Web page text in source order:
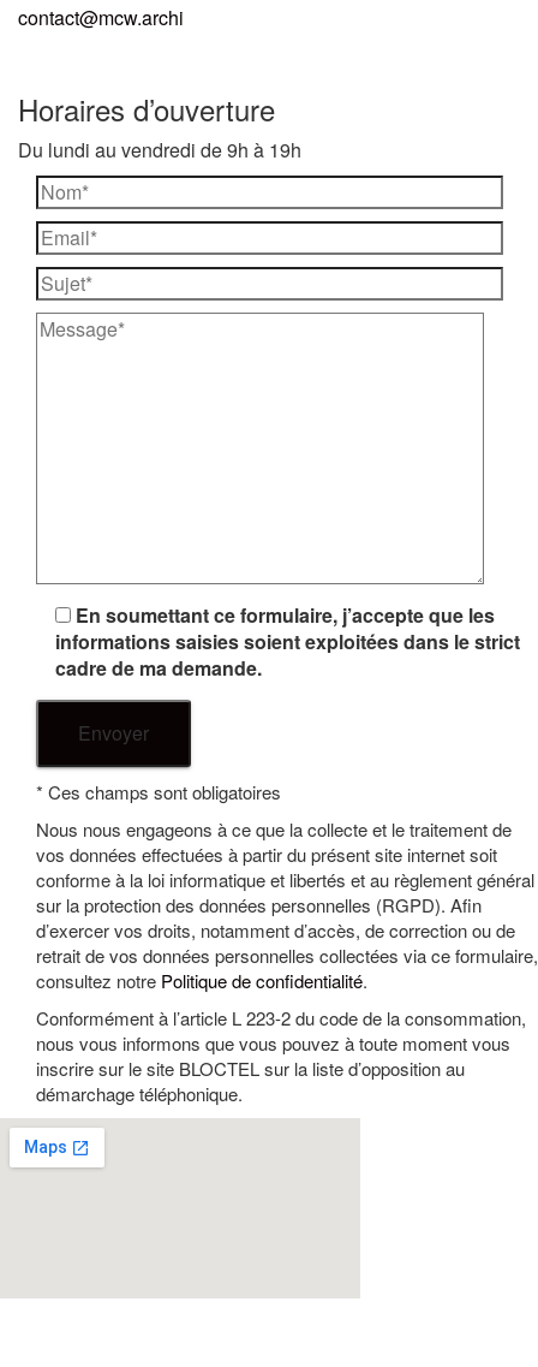
contact@mcw.archi
Horaires d’ouverture
Du lundi au vendredi de 9h à 19h
En soumettant ce formulaire, j’accepte que les
informations saisies soient exploitées dans le strict
cadre de ma demande.
* Ces champs sont obligatoires
Nous nous engageons à ce que la collecte et le traitement de
vos données effectuées à partir du présent site internet soit
conforme à la loi informatique et libertés et au règlement général
sur la protection des données personnelles (RGPD). Afin
d’exercer vos droits, notamment d’accès, de correction ou de
retrait de vos données personnelles collectées via ce formulaire,
consultez notre Politique de confidentialité.
Conformément à l’article L 223-2 du code de la consommation,
nous vous informons que vous pouvez à toute moment vous
inscrire sur le site BLOCTEL sur la liste d’opposition au
démarchage téléphonique.